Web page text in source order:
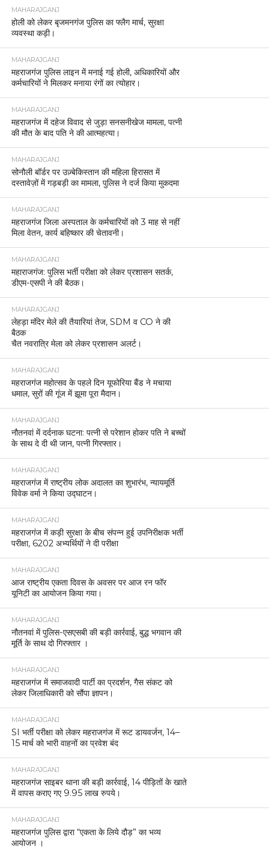
MAHARAJGANJ
होली को लेकर बृजमनगंज पुलिस का फ्लैग मार्च, सुरक्षा
व्यवस्था कड़ी।
MAHARAJGANJ
महराजगंज पुलिस लाइन में मनाई गई होली, अधिकारियों और
कर्मचारियों ने मिलकर मनाया रंगों का त्योहार।
MAHARAJGANJ
महराजगंज में दहेज विवाद से जुड़ा सनसनीखेज मामला, पत्नी
की मौत के बाद पति ने की आत्महत्या।
MAHARAJGANJ
सोनौली बॉर्डर पर उज़्बेकिस्तान की महिला हिरासत में
दस्तावेज़ों में गड़बड़ी का मामला, पुलिस ने दर्ज किया मुकदमा
MAHARAJGANJ
महराजगंज जिला अस्पताल के कर्मचारियों को 3 माह से नहीं
मिला वेतन, कार्य बहिष्कार की चेतावनी।
MAHARAJGANJ
महाराजगंज: पुलिस भर्ती परीक्षा को लेकर प्रशासन सतर्क,
डीएम-एसपी ने की बैठक।
MAHARAJGANJ
लेहड़ा मंदिर मेले की तैयारियां तेज, SDM व CO ने की
बैठक
चैत नवरात्रि मेला को लेकर प्रशासन अलर्ट।
MAHARAJGANJ
महराजगंज महोत्सव के पहले दिन यूफोरिया बैंड ने मचाया
धमाल, सुरों की गूंज में झूमा पूरा मैदान।
MAHARAJGANJ
नौतनवां में दर्दनाक घटना: पत्नी से परेशान होकर पति ने बच्चों
के साथ दे दी थी जान, पत्नी गिरफ्तार।
MAHARAJGANJ
महराजगंज में राष्ट्रीय लोक अदालत का शुभारंभ, न्यायमूर्ति
विवेक वर्मा ने किया उद्घाटन।
MAHARAJGANJ
महराजगंज में कड़ी सुरक्षा के बीच संपन्न हुई उपनिरीक्षक भर्ती
परीक्षा, 6202 अभ्यर्थियों ने दी परीक्षा
MAHARAJGANJ
आज राष्ट्रीय एकता दिवस के अवसर पर आज रन फॉर
यूनिटी का आयोजन किया गया।
MAHARAJGANJ
नौतनवां में पुलिस-एसएसबी की बड़ी कार्रवाई, बुद्ध भगवान की
मूर्ति के साथ दो गिरफ्तार ।
MAHARAJGANJ
महराजगंज में समाजवादी पार्टी का प्रदर्शन, गैस संकट को
लेकर जिलाधिकारी को सौंपा ज्ञापन।
MAHARAJGANJ
SI भर्ती परीक्षा को लेकर महराजगंज में रूट डायवर्जन, 14–
15 मार्च को भारी वाहनों का प्रवेश बंद
MAHARAJGANJ
महराजगंज साइबर थाना की बड़ी कार्रवाई, 14 पीड़ितों के खाते
में वापस कराए गए 9.95 लाख रुपये।
MAHARAJGANJ
महराजगंज पुलिस द्वारा “एकता के लिये दौड़” का भव्य
आयोजन ।